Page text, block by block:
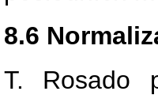
8.6
T. Rosado